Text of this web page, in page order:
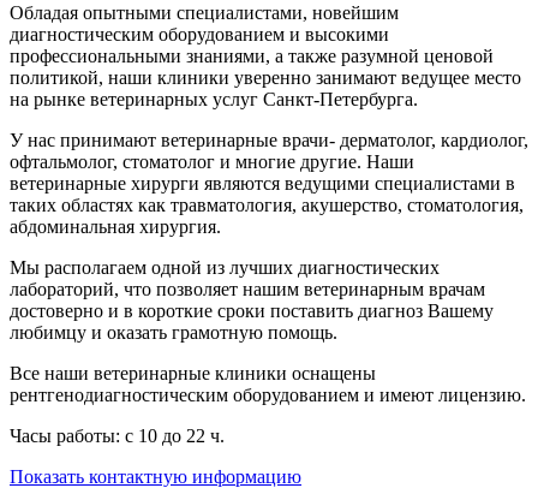
Обладая опытными специалистами, новейшим
диагностическим оборудованием и высокими
профессиональными знаниями, а также разумной ценовой
политикой, наши клиники уверенно занимают ведущее место
на рынке ветеринарных услуг Санкт-Петербурга.
У нас принимают ветеринарные врачи- дерматолог, кардиолог,
офтальмолог, стоматолог и многие другие. Наши
ветеринарные хирурги являются ведущими специалистами в
таких областях как травматология, акушерство, стоматология,
абдоминальная хирургия.
Мы располагаем одной из лучших диагностических
лабораторий, что позволяет нашим ветеринарным врачам
достоверно и в короткие сроки поставить диагноз Вашему
любимцу и оказать грамотную помощь.
Все наши ветеринарные клиники оснащены
рентгенодиагностическим оборудованием и имеют лицензию.
Часы работы: с 10 до 22 ч.
Показать контактную информацию